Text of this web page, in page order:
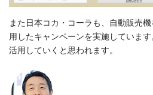
また日本コカ・コーラも、自動販売
用したキャンペーンを実施していま
活用していくと思われます。